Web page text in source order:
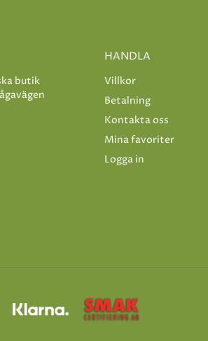
butik
HANDLA
Villkor
Betalning
Kontakta oss
Mina favoriter
Logga in